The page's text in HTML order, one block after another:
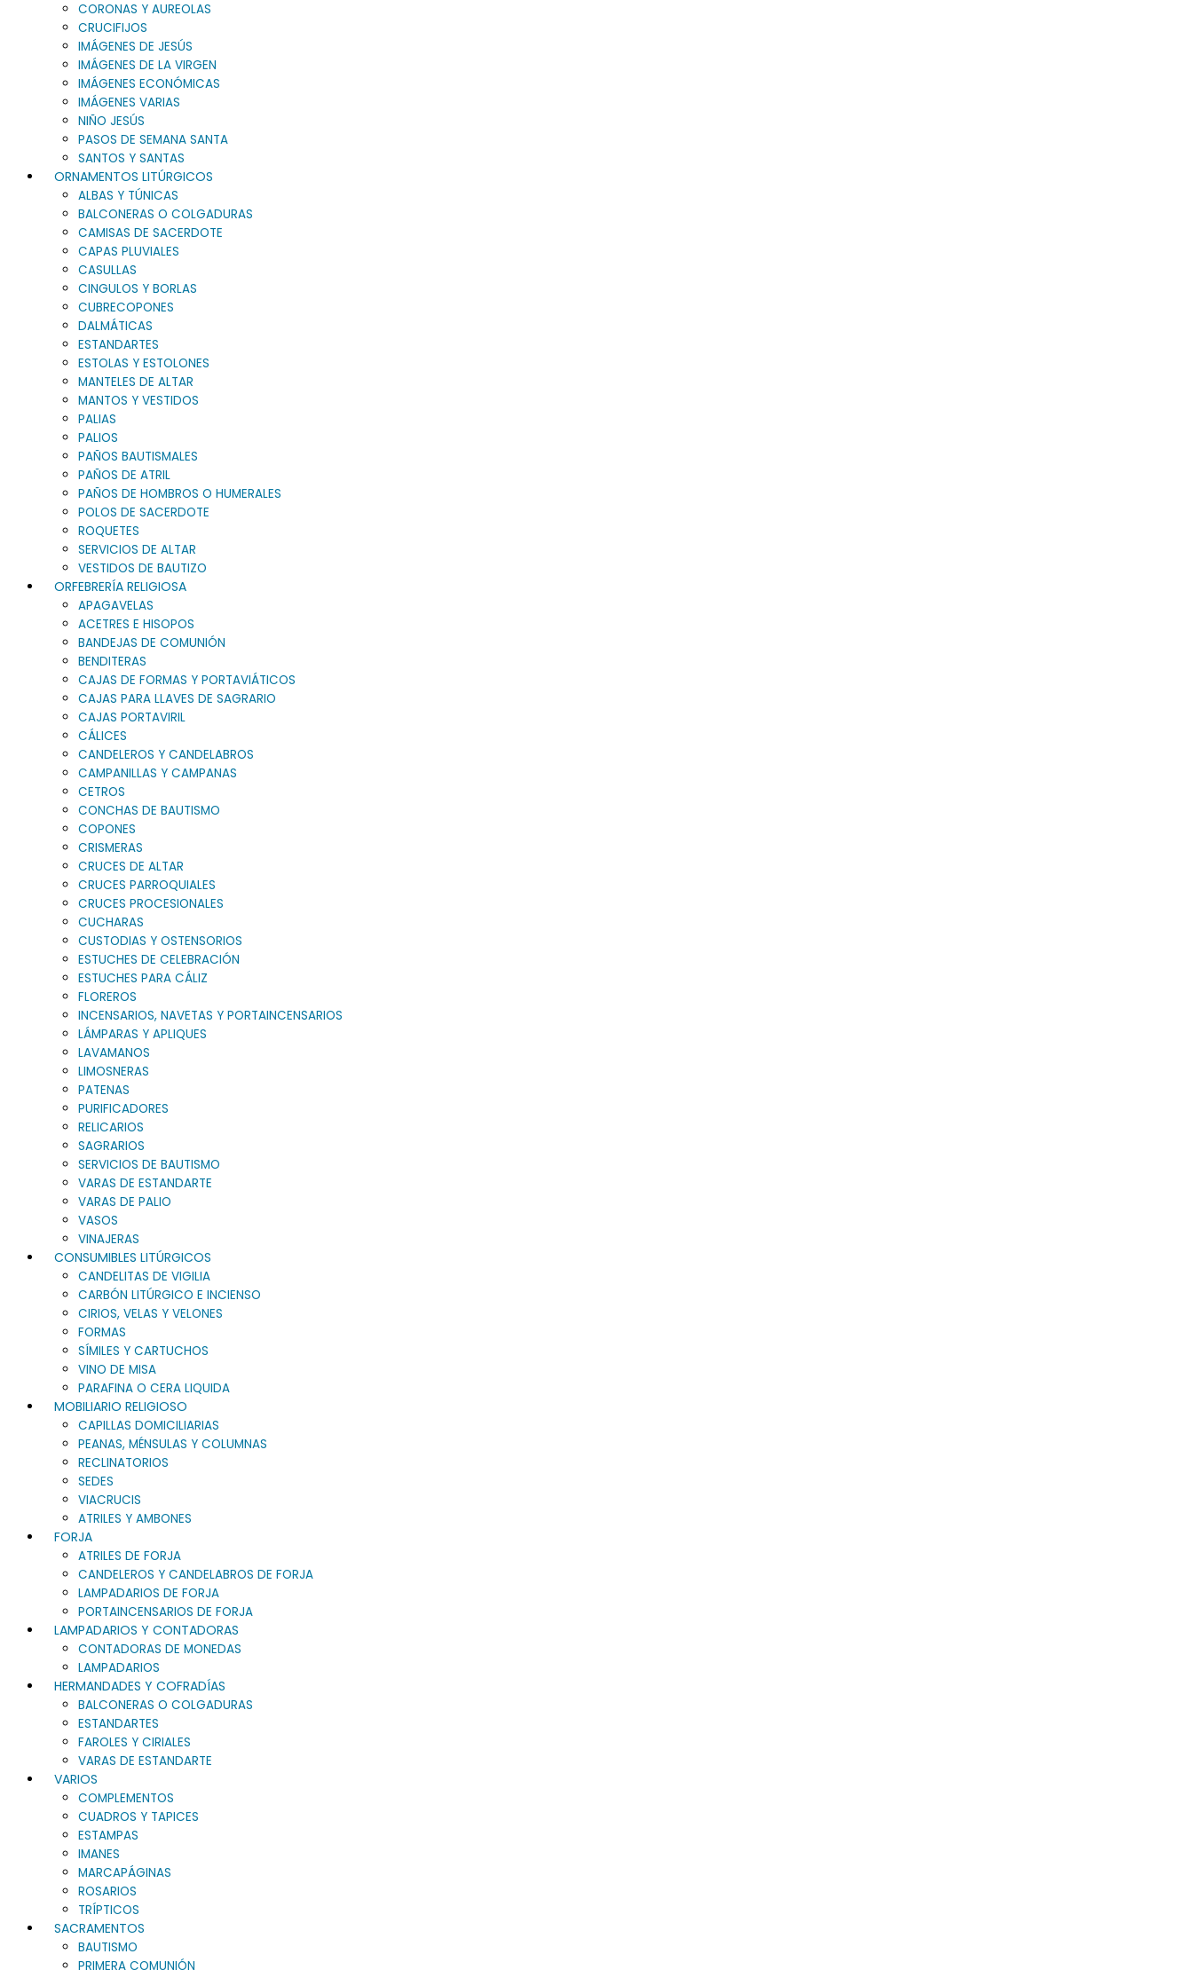
CORONAS Y AUREOLAS
CRUCIFIJOS
IMÁGENES DE JESÚS
IMÁGENES DE LA VIRGEN
IMÁGENES ECONÓMICAS
IMÁGENES VARIAS
NIÑO JESÚS
PASOS DE SEMANA SANTA
SANTOS Y SANTAS
ORNAMENTOS LITÚRGICOS
ALBAS Y TÚNICAS
BALCONERAS O COLGADURAS
CAMISAS DE SACERDOTE
CAPAS PLUVIALES
CASULLAS
CINGULOS Y BORLAS
CUBRECOPONES
DALMÁTICAS
ESTANDARTES
ESTOLAS Y ESTOLONES
MANTELES DE ALTAR
MANTOS Y VESTIDOS
PALIAS
PALIOS
PAÑOS BAUTISMALES
PAÑOS DE ATRIL
PAÑOS DE HOMBROS O HUMERALES
POLOS DE SACERDOTE
ROQUETES
SERVICIOS DE ALTAR
VESTIDOS DE BAUTIZO
ORFEBRERÍA RELIGIOSA
APAGAVELAS
ACETRES E HISOPOS
BANDEJAS DE COMUNIÓN
BENDITERAS
CAJAS DE FORMAS Y PORTAVIÁTICOS
CAJAS PARA LLAVES DE SAGRARIO
CAJAS PORTAVIRIL
CÁLICES
CANDELEROS Y CANDELABROS
CAMPANILLAS Y CAMPANAS
CETROS
CONCHAS DE BAUTISMO
COPONES
CRISMERAS
CRUCES DE ALTAR
CRUCES PARROQUIALES
CRUCES PROCESIONALES
CUCHARAS
CUSTODIAS Y OSTENSORIOS
ESTUCHES DE CELEBRACIÓN
ESTUCHES PARA CÁLIZ
FLOREROS
INCENSARIOS, NAVETAS Y PORTAINCENSARIOS
LÁMPARAS Y APLIQUES
LAVAMANOS
LIMOSNERAS
PATENAS
PURIFICADORES
RELICARIOS
SAGRARIOS
SERVICIOS DE BAUTISMO
VARAS DE ESTANDARTE
VARAS DE PALIO
VASOS
VINAJERAS
CONSUMIBLES LITÚRGICOS
CANDELITAS DE VIGILIA
CARBÓN LITÚRGICO E INCIENSO
CIRIOS, VELAS Y VELONES
FORMAS
SÍMILES Y CARTUCHOS
VINO DE MISA
PARAFINA O CERA LIQUIDA
MOBILIARIO RELIGIOSO
CAPILLAS DOMICILIARIAS
PEANAS, MÉNSULAS Y COLUMNAS
RECLINATORIOS
SEDES
VIACRUCIS
ATRILES Y AMBONES
FORJA
ATRILES DE FORJA
CANDELEROS Y CANDELABROS DE FORJA
LAMPADARIOS DE FORJA
PORTAINCENSARIOS DE FORJA
LAMPADARIOS Y CONTADORAS
CONTADORAS DE MONEDAS
LAMPADARIOS
HERMANDADES Y COFRADÍAS
BALCONERAS O COLGADURAS
ESTANDARTES
FAROLES Y CIRIALES
VARAS DE ESTANDARTE
VARIOS
COMPLEMENTOS
CUADROS Y TAPICES
ESTAMPAS
IMANES
MARCAPÁGINAS
ROSARIOS
TRÍPTICOS
SACRAMENTOS
BAUTISMO
PRIMERA COMUNIÓN